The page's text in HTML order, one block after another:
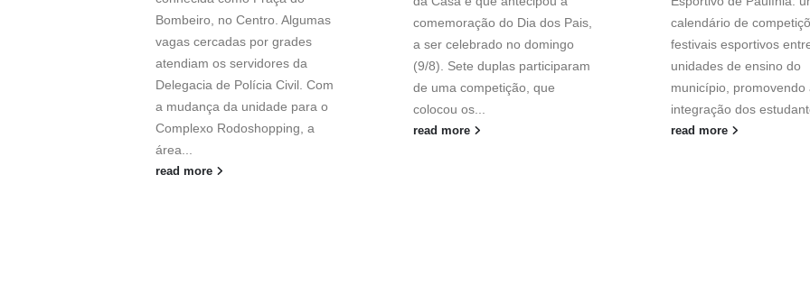
Bombeiro, no Centro. Algumas
vagas cercadas por grades
atendiam os servidores da
Delegacia de Polícia Civil. Com
a mudança da unidade para o
Complexo Rodoshopping, a
área...
read more
comemoração do Dia dos Pais,
a ser celebrado no domingo
(9/8). Sete duplas participaram
de uma competição, que
colocou os...
read more
calendário de
festivais esportivos
unidades de ensino do
município, promovendo
integração dos
read more